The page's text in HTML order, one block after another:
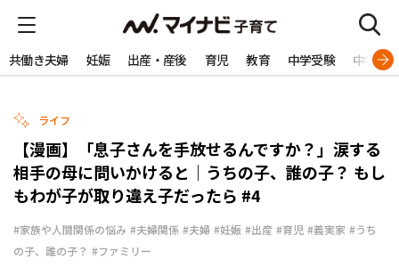
共働き夫婦 妊娠 出産・産後 育児 教育 中学受験 中学生
ライフ
【漫画】「息子さんを手放せるんですか？」涙する
相手の母に問いかけると｜うちの子、誰の子？ もし
もわが子が取り違え子だったら #4
#家族や人間関係の悩み #夫婦関係 #夫婦 #妊娠 #出産 #育児 #義実家 #うち
の子、誰の子？ #ファミリー